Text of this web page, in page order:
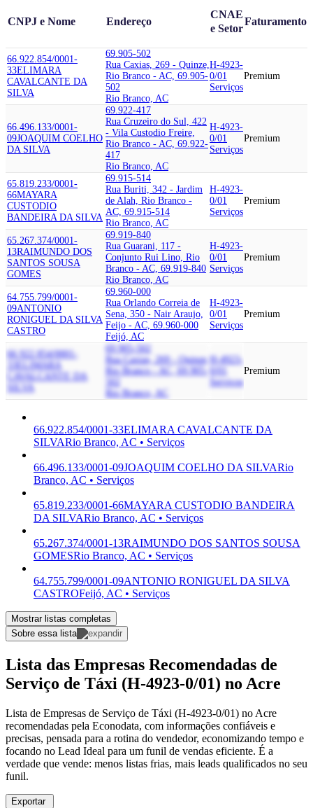
CNPJ e Nome Endereço
CNAE
e Setor
Faturamento
66.922.854/0001-
33ELIMARA
CAVALCANTE DA
SILVA
69.905-502
Rua Caxias, 269 - Quinze,
Rio Branco - AC, 69.905-
502
Rio Branco, AC
H-4923-
0/01
Serviços
Premium
66.496.133/0001-
09JOAQUIM COELHO
DA SILVA
69.922-417
Rua Cruzeiro do Sul, 422
- Vila Custodio Freire,
Rio Branco - AC, 69.922-
417
Rio Branco, AC
H-4923-
0/01
Serviços
Premium
65.819.233/0001-
66MAYARA
CUSTODIO
BANDEIRA DA SILVA
69.915-514
Rua Buriti, 342 - Jardim
de Alah, Rio Branco -
AC, 69.915-514
Rio Branco, AC
H-4923-
0/01
Serviços
Premium
65.267.374/0001-
13RAIMUNDO DOS
SANTOS SOUSA
GOMES
69.919-840
Rua Guarani, 117 -
Conjunto Rui Lino, Rio
Branco - AC, 69.919-840
Rio Branco, AC
H-4923-
0/01
Serviços
Premium
64.755.799/0001-
09ANTONIO
RONIGUEL DA SILVA
CASTRO
69.960-000
Rua Orlando Correia de
Sena, 350 - Nair Araujo,
Feijo - AC, 69.960-000
Feijó, AC
H-4923-
0/01
Serviços
Premium
66.922.854/0001-
ELIMARA
CAVALCANTE DA
69.905-502
Rua Caxias, 269 - Quinze,
Rio Branco - AC, 69.905-
Rio Branco, AC
H-4923-
Serviços
Premium
66.922.854/0001-33ELIMARA CAVALCANTE DA
SILVARio Branco, AC • Serviços
66.496.133/0001-09JOAQUIM COELHO DA SILVARio
Branco, AC • Serviços
65.819.233/0001-66MAYARA CUSTODIO BANDEIRA
DA SILVARio Branco, AC • Serviços
65.267.374/0001-13RAIMUNDO DOS SANTOS SOUSA
GOMESRio Branco, AC • Serviços
64.755.799/0001-09ANTONIO RONIGUEL DA SILVA
CASTROFeijó, AC • Serviços
Mostrar listas completas
Sobre essa lista
Lista das Empresas Recomendadas de
Serviço de Táxi (H-4923-0/01) no Acre
Lista de Empresas de Serviço de Táxi (H-4923-0/01) no Acre
recomendadas pela Econodata, com informações confiáveis e
precisas, pensada para a rotina do vendedor, economizando tempo e
focando no Lead Ideal para um funil de vendas eficiente. É a
verdade que vende: menos listas frias, mais leads qualificados no seu
funil.
Exportar